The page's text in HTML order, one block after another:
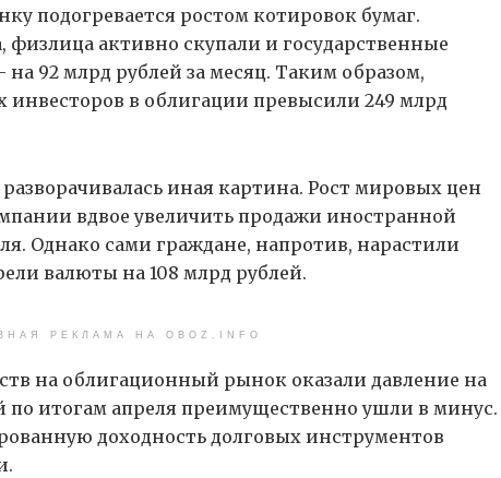
подогревается ростом котировок бумаг.
активно скупали и государственные
92 млрд рублей за месяц. Таким образом,
в облигации превысили 249 млрд
иная картина. Рост мировых цен
вдвое увеличить продажи иностранной
Однако сами граждане, напротив, нарастили
валюты на 108 млрд рублей.
РЕКЛАМА НА OBOZ.INFO
на облигационный рынок оказали давление на
итогам апреля преимущественно ушли в минус.
доходность долговых инструментов